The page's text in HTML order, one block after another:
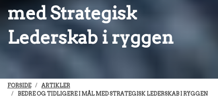
med Strategisk
Lederskab i ryggen
FORSIDE
ARTIKLER
BEDRE OG TIDLIGERE I MÅL MED STRATEGISK LEDERSKAB I RYGGEN